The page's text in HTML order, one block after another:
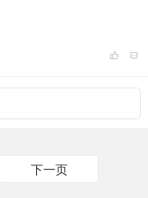
下一页